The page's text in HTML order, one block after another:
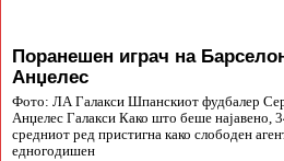
Поранешен играч на
Анџелес
Фото: ЛА Галакси Шпанскиот фудбалер
Анџелес Галакси Како што беше најавено,
средниот ред пристигна како слободен
едногодишен